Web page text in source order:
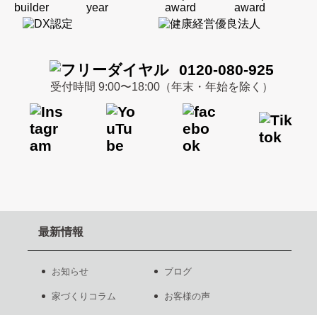
0120-080-925
受付時間 9:00〜18:00（年末・年始を除く）
最新情報
お知らせ ブログ
家づくりコラム お客様の声